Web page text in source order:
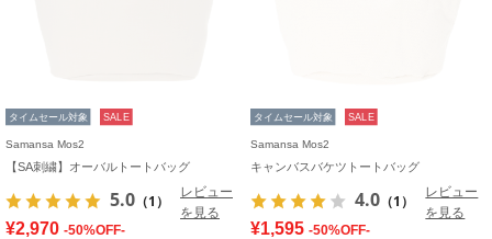
タイムセール対象 SALE
Samansa Mos2
【SA刺繍】オーバルトートバッグ
5.0 （1）
レビュー
を見る
¥2,970 -50%OFF-
タイムセール対象 SALE
Samansa Mos2
キャンバスバケツトートバッグ
4.0 （1）
レビュー
を見る
¥1,595 -50%OFF-